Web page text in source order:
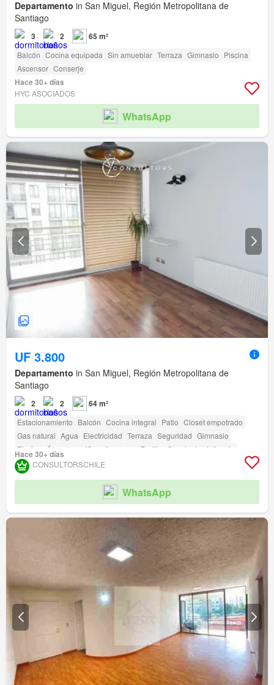
Departamento in San Miguel, Región Metropolitana de
Santiago
3 2 65 m²
Balcón Cocina equipada Sin amueblar Terraza Gimnasio Piscina
Ascensor Conserje
Hace 30+ días
HYC ASOCIADOS
WhatsApp
UF 3.800
Departamento in San Miguel, Región Metropolitana de
Santiago
2 2 64 m²
Estacionamiento Balcón Cocina integral Patio Closet empotrado
Gas natural Agua Electricidad Terraza Seguridad Gimnasio
Piscina
Área para niños Ascensor Parilla Caseta de vigilancia
Hace 30+ días
CONSULTORSCHILE
WhatsApp